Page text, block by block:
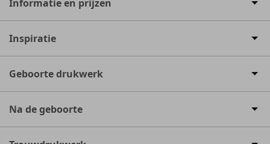
Informatie en prijzen
Inspiratie
Geboorte drukwerk
Na de geboorte